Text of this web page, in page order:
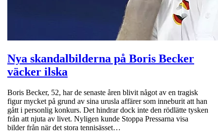
Nya skandalbilderna på Boris Becker
väcker ilska
Boris Becker, 52, har de senaste åren blivit något av en tragisk
figur mycket på grund av sina urusla affärer som inneburit att han
gått i personlig konkurs. Det hindrar dock inte den rödlätte tysken
från att njuta av livet. Nyligen kunde Stoppa Pressarna visa
bilder från när det stora tennisässet…